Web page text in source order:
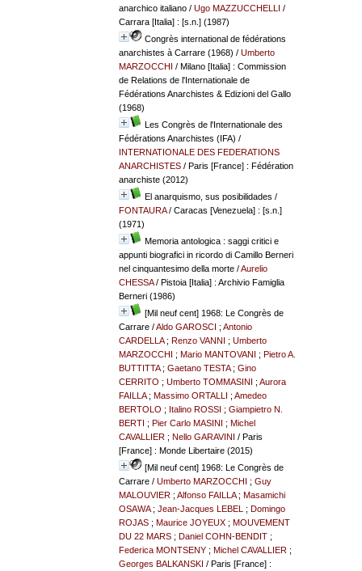
anarchico italiano/ Ugo MAZZUCCHELLI /
Carrara [Italia] : [s.n.] (1987)
Congrès international de fédérations
anarchistes à Carrare (1968) / Umberto
MARZOCCHI / Milano [Italia] : Commission
de Relations de l'Internationale de
Fédérations Anarchistes & Edizioni del Gallo
(1968)
Les Congrès de l'Internationale des
Fédérations Anarchistes (IFA) /
INTERNATIONALE DES FEDERATIONS
ANARCHISTES/ Paris [France] : Fédération
anarchiste (2012)
El anarquismo, sus posibilidades /
FONTAURA/ Caracas [Venezuela] : [s.n.]
(1971)
Memoria antologica : saggi critici e
appunti biografici in ricordo di Camillo Berneri
nel cinquantesimo della morte/Aurelio
CHESSA/ Pistoia [Italia] : Archivio Famiglia
Berneri (1986)
[Mil neuf cent] 1968: Le Congrès de
Carrare/Aldo GAROSCI ; Antonio
CARDELLA; Renzo VANNI ; Umberto
MARZOCCHI ; Mario MANTOVANI ; Pietro A.
BUTTITTA; Gaetano TESTA; Gino
CERRITO ; Umberto TOMMASINI ; Aurora
FAILLA; Massimo ORTALLI ; Amedeo
BERTOLO ; Italino ROSSI ; Giampietro N.
BERTI ; Pier Carlo MASINI ; Michel
CAVALLIER; Nello GARAVINI / Paris
[France] : Monde Libertaire (2015)
[Mil neuf cent] 1968: Le Congrès de
Carrare/ Umberto MARZOCCHI ; Guy
MALOUVIER; Alfonso FAILLA; Masamichi
OSAWA; Jean-Jacques LEBEL ; Domingo
ROJAS; Maurice JOYEUX; MOUVEMENT
DU 22 MARS; Daniel COHN-BENDIT;
Federica MONTSENY; Michel CAVALLIER;
Georges BALKANSKI / Paris [France] :